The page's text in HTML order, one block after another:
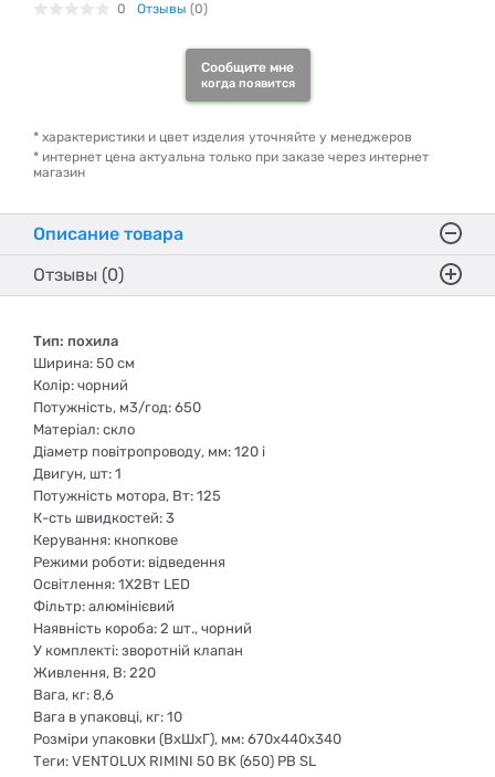
0 Отзывы (0)
Сообщите мне
когда появится
* характеристики и цвет изделия уточняйте у менеджеров
* интернет цена актуальна только при заказе через интернет
магазин
Описание товара
Отзывы (0)
Тип: похила
Ширина: 50 см
Колір: чорний
Потужність, м3/год: 650
Матеріал: скло
Діаметр повітропроводу, мм: 120 i
Двигун, шт: 1
Потужність мотора, Вт: 125
К-сть швидкостей: 3
Керування: кнопкове
Режими роботи: відведення
Освітлення: 1Х2Вт LED
Фільтр: алюмінієвий
Наявність короба: 2 шт., чорний
У комплекті: зворотній клапан
Живлення, В: 220
Вага, кг: 8,6
Вага в упаковці, кг: 10
Розміри упаковки (ВхШхГ), мм: 670х440х340
Теги: VENTOLUX RIMINI 50 BK (650) PB SL